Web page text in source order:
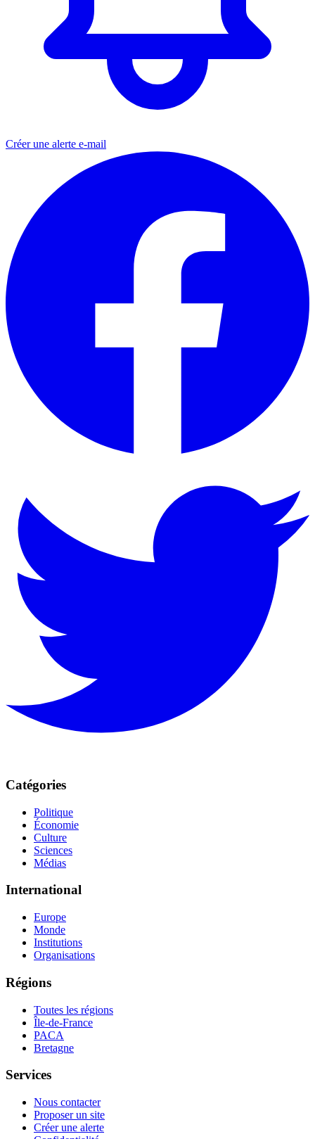
Créer une alerte e-mail
Catégories
Politique
Économie
Culture
Sciences
Médias
International
Europe
Monde
Institutions
Organisations
Régions
Toutes les régions
Île-de-France
PACA
Bretagne
Services
Nous contacter
Proposer un site
Créer une alerte